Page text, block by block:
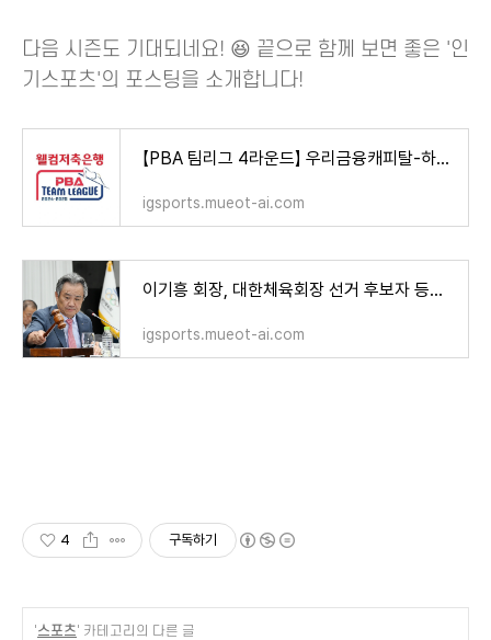
다음 시즌도 기대되네요! 😆 끝으로 함께 보면 좋은 '인
기스포츠'의 포스팅을 소개합니다!
【PBA 팀리그 4라운드】 우리금융캐피탈-하나카드-하이원리조트-휴온스 우승 경쟁! [순위 경기 일
igsports.mueot-ai.com
이기흥 회장, 대한체육회장 선거 후보자 등록 의사 표명서 제출! [일정 후보자 투표 참여 방법]
igsports.mueot-ai.com
4 구독하기
'스포츠' 카테고리의 다른 글